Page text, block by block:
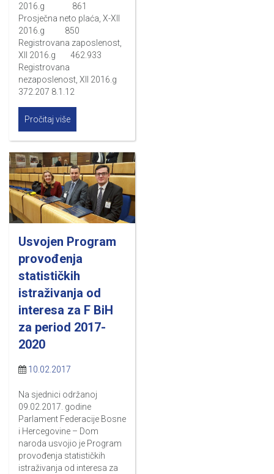
2016.g 861
Prosječna neto plaća, X-XII
2016.g 850
Registrovana zaposlenost,
XII 2016.g 462.933
Registrovana
nezaposlenost, XII 2016.g
372.207 8.1.12
Pročitaj više
Usvojen Program
provođenja
statističkih
istraživanja od
interesa za F BiH
za period 2017-
2020
10.02.2017
Na sjednici održanoj
09.02.2017. godine
Parlament Federacije Bosne
i Hercegovine – Dom
naroda usvojio je Program
provođenja statističkih
istraživanja od interesa za